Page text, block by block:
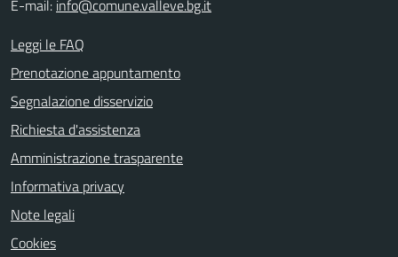
E-mail: info@comune.valleve.bg.it
Leggi le FAQ
Prenotazione appuntamento
Segnalazione disservizio
Richiesta d'assistenza
Amministrazione trasparente
Informativa privacy
Note legali
Cookies